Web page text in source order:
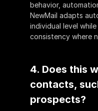
behavior,
NewMail adapts
individual level
consistency where
4. Does this
contacts,
prospects?